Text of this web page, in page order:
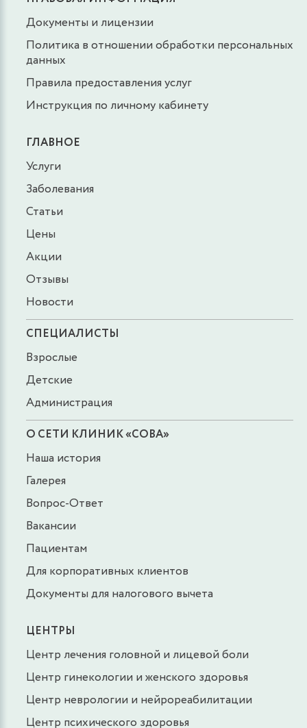
Документы и лицензии
Политика в отношении обработки персональных
данных
Правила предоставления услуг
Инструкция по личному кабинету
ГЛАВНОЕ
Услуги
Заболевания
Статьи
Цены
Акции
Отзывы
Новости
СПЕЦИАЛИСТЫ
Взрослые
Детские
Администрация
О СЕТИ КЛИНИК «СОВА»
Наша история
Галерея
Вопрос-Ответ
Вакансии
Пациентам
Для корпоративных клиентов
Документы для налогового вычета
ЦЕНТРЫ
Центр лечения головной и лицевой боли
Центр гинекологии и женского здоровья
Центр неврологии и нейрореабилитации
Центр психического здоровья